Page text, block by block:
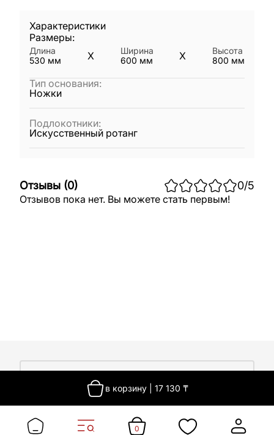
в корзину 17 130 ₸
Характеристики
Размеры:
Длина
530 мм X
Ширина
600 мм X
Высота
800 мм
Тип основания:
Ножки
Подлокотники:
Искусственный ротанг
Отзывы (0) 0/5
Отзывов пока нет. Вы можете стать первым!
Сертификаты
Покупателям
Доставка 0